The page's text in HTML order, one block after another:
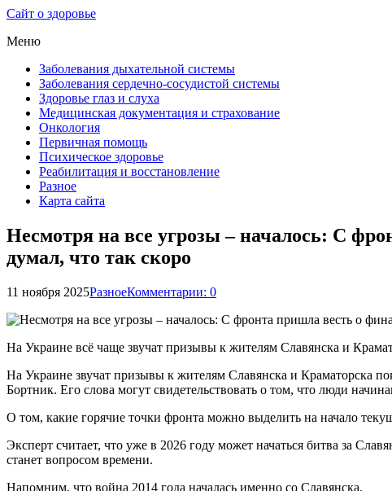
Сайт о здоровье
Меню
Заболевания дыхательной системы
Заболевания сердечно-сосудистой системы
Здоровье глаз и слуха
Медицинская документация и страхование
Онкология
Первичная помощь
Психическое здоровье
Реабилитация и восстановление
Разное
Карта сайта
Несмотря на все угрозы – началось: С
думал, что так скоро
11 ноября 2025РазноеКомментарии: 0
На Украине всё чаще звучат призывы к жителям Славянска и
На Украине звучат призывы к жителям Славянска и Краматорска
Бортник. Его слова могут свидетельствовать о том, что люди
О том, какие горячие точки фронта можно выделить на начало
Эксперт считает, что уже в 2026 году может начаться битва за
станет вопросом времени.
Напомним, что война 2014 года началась именно со Славянска.